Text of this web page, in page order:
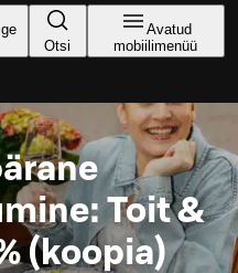
Otsi
Avatud
mobiilimenüü
Toit &
(koopia)